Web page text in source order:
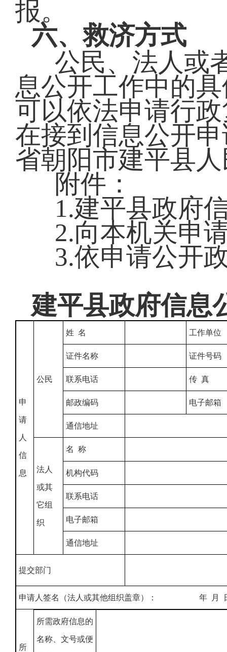
报。
六、救济方式
公民、法人或
息公开工作中的
可以依法申请行
在接到信息公开
省朝阳市建平县
附件：
1.建平县政府
2.向本机关申
3.依申请公开
建平县政府信息
申
请
人
信
息
公民
姓 名 工作单位
证件名称 证件号码
联系电话 传 真
邮政编码 电子邮箱
通信地址
法人
或其
它组
织
名 称
机构代码
联系电话
电子邮箱
通信地址
提交部门
申请人签名（法人或其他组织盖章）： 年 月
所
所需政府信息的
名称、文号或便